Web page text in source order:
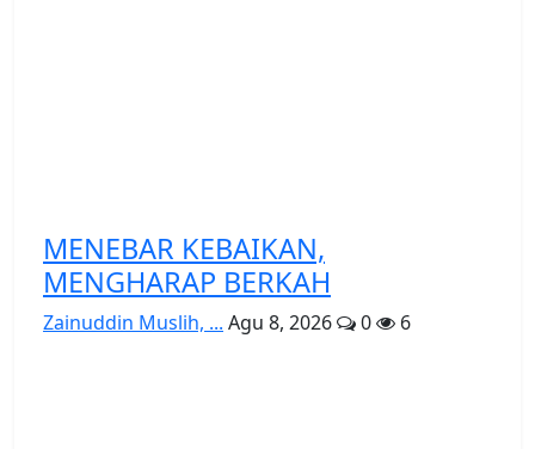
MENEBAR KEBAIKAN,
MENGHARAP BERKAH
Zainuddin Muslih, ... Agu 8, 2026 0 6